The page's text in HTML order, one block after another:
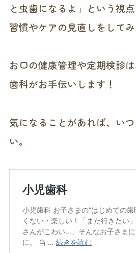
と虫歯になるよ」という視
習慣やケアの見直しをしてみ
お口の健康管理や定期検診
歯科がお手伝いします！
気になることがあれば、い
い。